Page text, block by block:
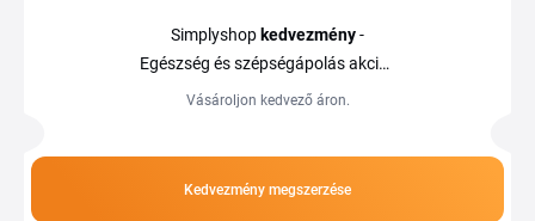
Simplyshop kedvezmény-
Egészség és szépségápolás akciós
áron
Vásároljon kedvező áron.
Kedvezmény megszerzése